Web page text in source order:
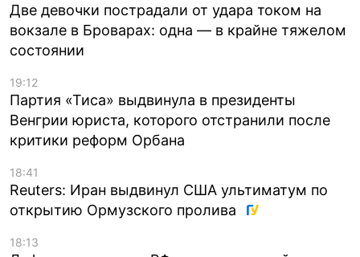
Две девочки пострадали от удара током на
вокзале в Броварах: одна — в крайне тяжелом
состоянии
19:12
Партия «Тиса» выдвинула в президенты
Венгрии юриста, которого отстранили после
критики реформ Орбана
18:41
Reuters: Иран выдвинул США ультиматум по
открытию Ормузского пролива
18:13